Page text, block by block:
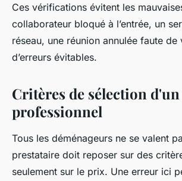
Ces vérifications évitent les
collaborateur bloqué à l’entrée, un
réseau, une réunion annulée faute de
d’erreurs évitables.
Critères de sélection
professionnel
Tous les déménageurs ne se valent
prestataire doit reposer sur des
seulement sur le prix. Une erreur ici